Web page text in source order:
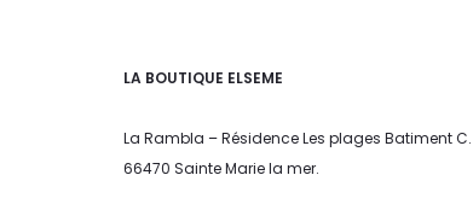
LA BOUTIQUE ELSEME
La Rambla – Résidence Les plages Batiment C.
66470 Sainte Marie la mer.